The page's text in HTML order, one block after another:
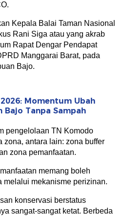
Kepala Balai Taman Nasional
Rani Siga atau yang akrab
Rapat Dengar Pendapat
Manggarai Barat, pada
Bajo.
Momentum Ubah
Bajo Tanpa Sampah
pengelolaan TN Komodo
zona, antara lain: zona buffer
zona pemanfaatan.
memang boleh
melalui mekanisme perizinan.
konservasi berstatus
sangat-sangat ketat. Berbeda